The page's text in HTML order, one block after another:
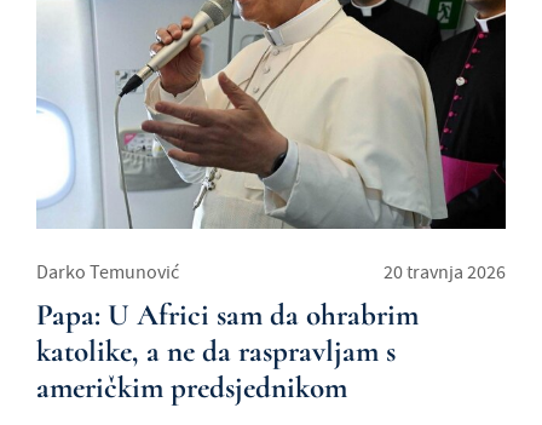
Darko Temunović 20 travnja 2026
Papa: U Africi sam da ohrabrim
katolike, a ne da raspravljam s
američkim predsjednikom